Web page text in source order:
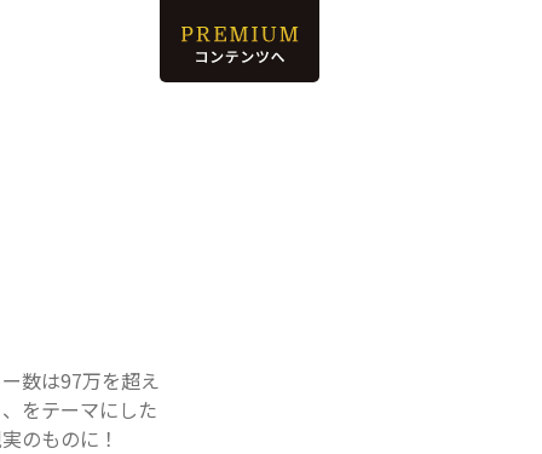
数は97万を超え
をテーマにした
のものに！